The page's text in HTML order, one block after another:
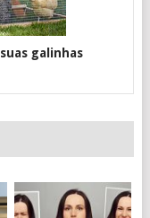
galinhas